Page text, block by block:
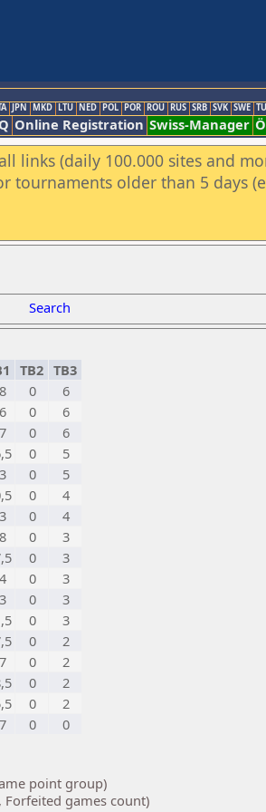
JPN MKD LTU NED POL POR ROU RUS SRB SVK SWE
Online Registration Swiss-Manager
links (daily 100.000 sites and
tournaments older than 5 days
Search
TB2 TB3
0
6
0
6
0
6
0
5
0
5
0
4
0
4
0
3
0
3
0
3
0
3
0
3
0
2
0
2
0
2
0
2
0
0
point group)
games count)